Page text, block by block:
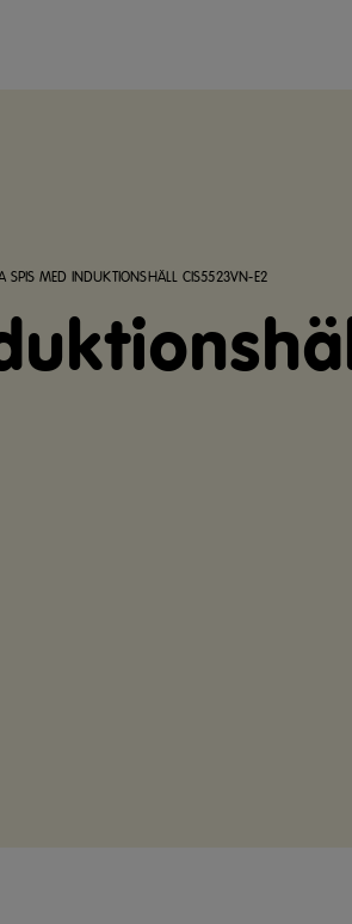
SPIS MED INDUKTIONSHÄLL CIS5523VN-E2